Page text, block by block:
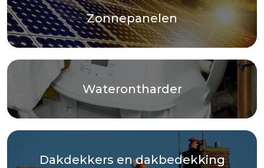
Zonnepanelen
Waterontharder
Dakdekkers en dakbedekking